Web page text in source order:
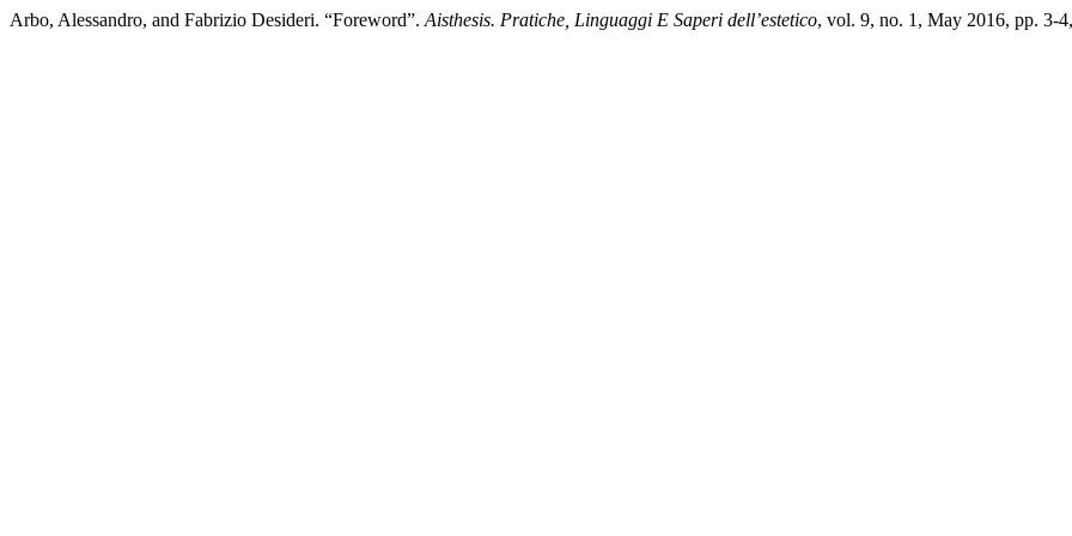
Arbo, Alessandro, and Fabrizio Desideri. “Foreword”. Aisthesis. Pratiche, Linguaggi E Saperi dell’estetico, vol. 9, no. 1, May 2016, pp. 3-